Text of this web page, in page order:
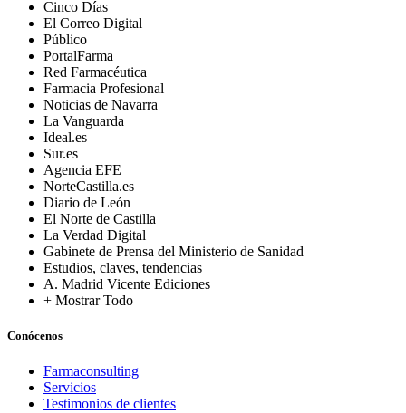
Cinco Días
El Correo Digital
Público
PortalFarma
Red Farmacéutica
Farmacia Profesional
Noticias de Navarra
La Vanguarda
Ideal.es
Sur.es
Agencia EFE
NorteCastilla.es
Diario de León
El Norte de Castilla
La Verdad Digital
Gabinete de Prensa del Ministerio de Sanidad
Estudios, claves, tendencias
A. Madrid Vicente Ediciones
+ Mostrar Todo
Conócenos
Farmaconsulting
Servicios
Testimonios de clientes